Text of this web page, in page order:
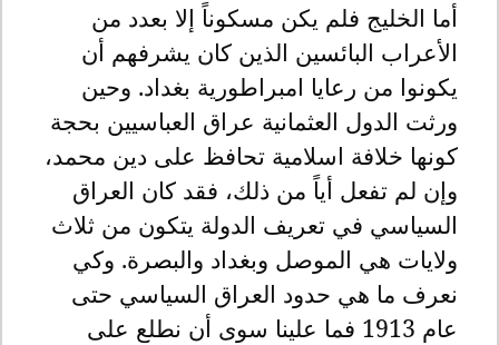
أما الخليج فلم يكن مسكوناً إلا بعدد من
الأعراب البائسين الذين كان يشرفهم أن
يكونوا من رعايا امبراطورية بغداد. وحين
ورثت الدول العثمانية عراق العباسيين بحجة
كونها خلافة اسلامية تحافظ على دين محمد،
وإن لم تفعل أياً من ذلك، فقد كان العراق
السياسي في تعريف الدولة يتكون من ثلاث
ولايات هي الموصل وبغداد والبصرة. وكي
نعرف ما هي حدود العراق السياسي حتى
عام 1913 فما علينا سوى أن نطلع على